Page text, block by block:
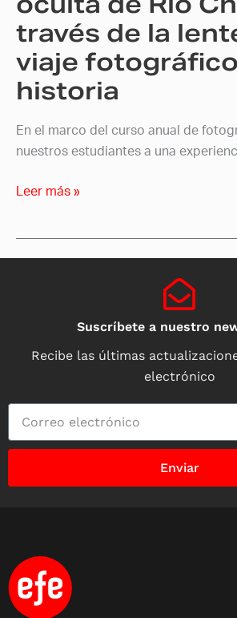
través de la
viaje
historia
En el marco del curso anual de
nuestros estudiantes a una
la
lente:
viaje
fotográfico
historia
Leer más »
Suscríbete a nuestro
Recibe las últimas
electrónico
Enviar